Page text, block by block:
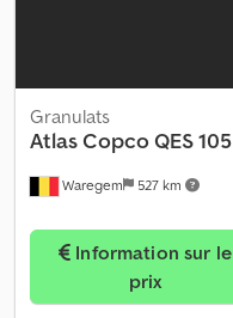
Waregem 527 km
Granulats
Atlas CopcoQES 105
prix